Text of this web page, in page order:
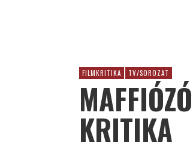
FILMKRITIKA TV/SOROZAT
KRITIKA